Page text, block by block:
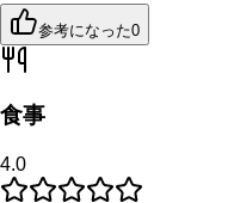
参考になった0
食事
4.0